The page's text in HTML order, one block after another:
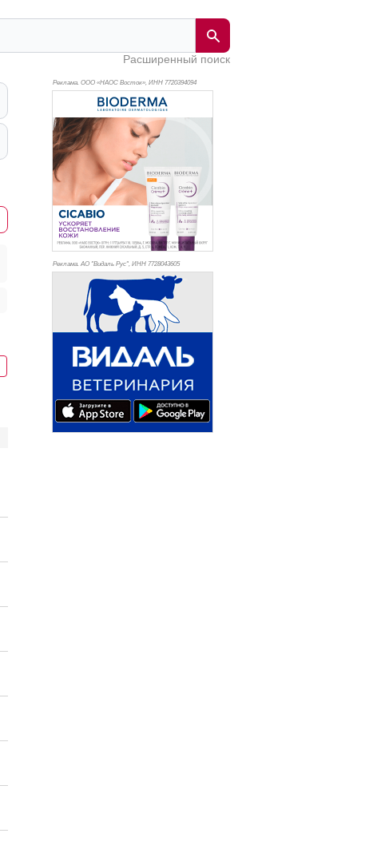
Расширенный поиск
Реклама. ООО «НАОС Восток», ИНН 7720394094
Реклама. АО "Видаль Рус", ИНН 7728043605